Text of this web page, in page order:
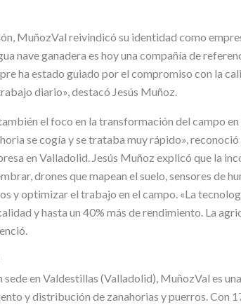
MuñozVal reivindicó su identidad como
nave ganadera es hoy una compañía de
ha estado guiado por el compromiso con la
diario», destacó Jesús Muñoz.
el foco en la transformación del campo
se cogía y se trataba muy rápido»,
en Valladolid. Jesús Muñoz explicó que la
drones que mapean el suelo, sensores de
y optimizar el trabajo en el campo. «La
y hasta un 40% más de rendimiento. La
sede en Valdestillas (Valladolid), MuñozVal es
y distribución de zanahorias y puerros. Con